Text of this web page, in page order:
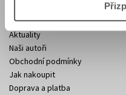
E-SHOP
Aktuality
Naši autoři
Obchodní podmínky
Jak nakoupit
Doprava a platba